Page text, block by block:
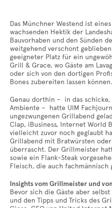
Das Münchner Westend ist
wachsenden Hektik der
Bauvorhaben und den Sünden
weitgehend verschont
geeigneter Platz für ein
Grill & Grace, wo Gäste am
oder sich von den dortigen
Bones zubereiten lassen können.
Genau dorthin – in das
Ambiente – hatte UIM
ungezwungenen Grillabend
Clap, iBusiness, Internet World
vielleicht zuvor noch geglaubt
Grillabend mit Bratwürsten
überrascht. Der Grillmeister
sowie ein Flank-Steak
Fleisch, die auch
Insights vom Grillmeister und
Bevor sich die Gäste aber
und den Tipps und Tricks des